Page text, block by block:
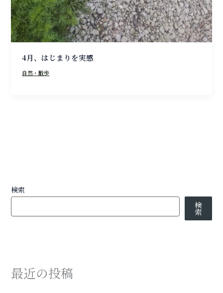
4月、はじまりを実感
自然・散歩
検索
検
索
最近の投稿